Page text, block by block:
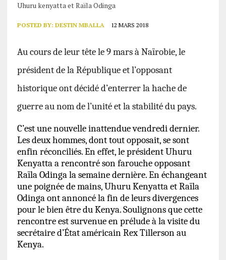
Uhuru kenyatta et Raïla Odinga
POSTED BY: DESTIN MBALLA 12 MARS 2018
Au cours de leur tête le 9 mars à Naïrobie, le
président de la République et l’opposant
historique ont décidé d’enterrer la hache de
guerre au nom de l’unité et la stabilité du pays.
C’est une nouvelle inattendue vendredi dernier.
Les deux hommes, dont tout opposait, se sont
enfin réconciliés. En effet, le président Uhuru
Kenyatta a rencontré son farouche opposant
Raïla Odinga la semaine dernière. En échangeant
une poignée de mains, Uhuru Kenyatta et Raïla
Odinga ont annoncé la fin de leurs divergences
pour le bien être du Kenya.Soulignons que cette
rencontre est survenue en prélude à la visite du
secrétaire d’État américain Rex Tillerson au
Kenya.